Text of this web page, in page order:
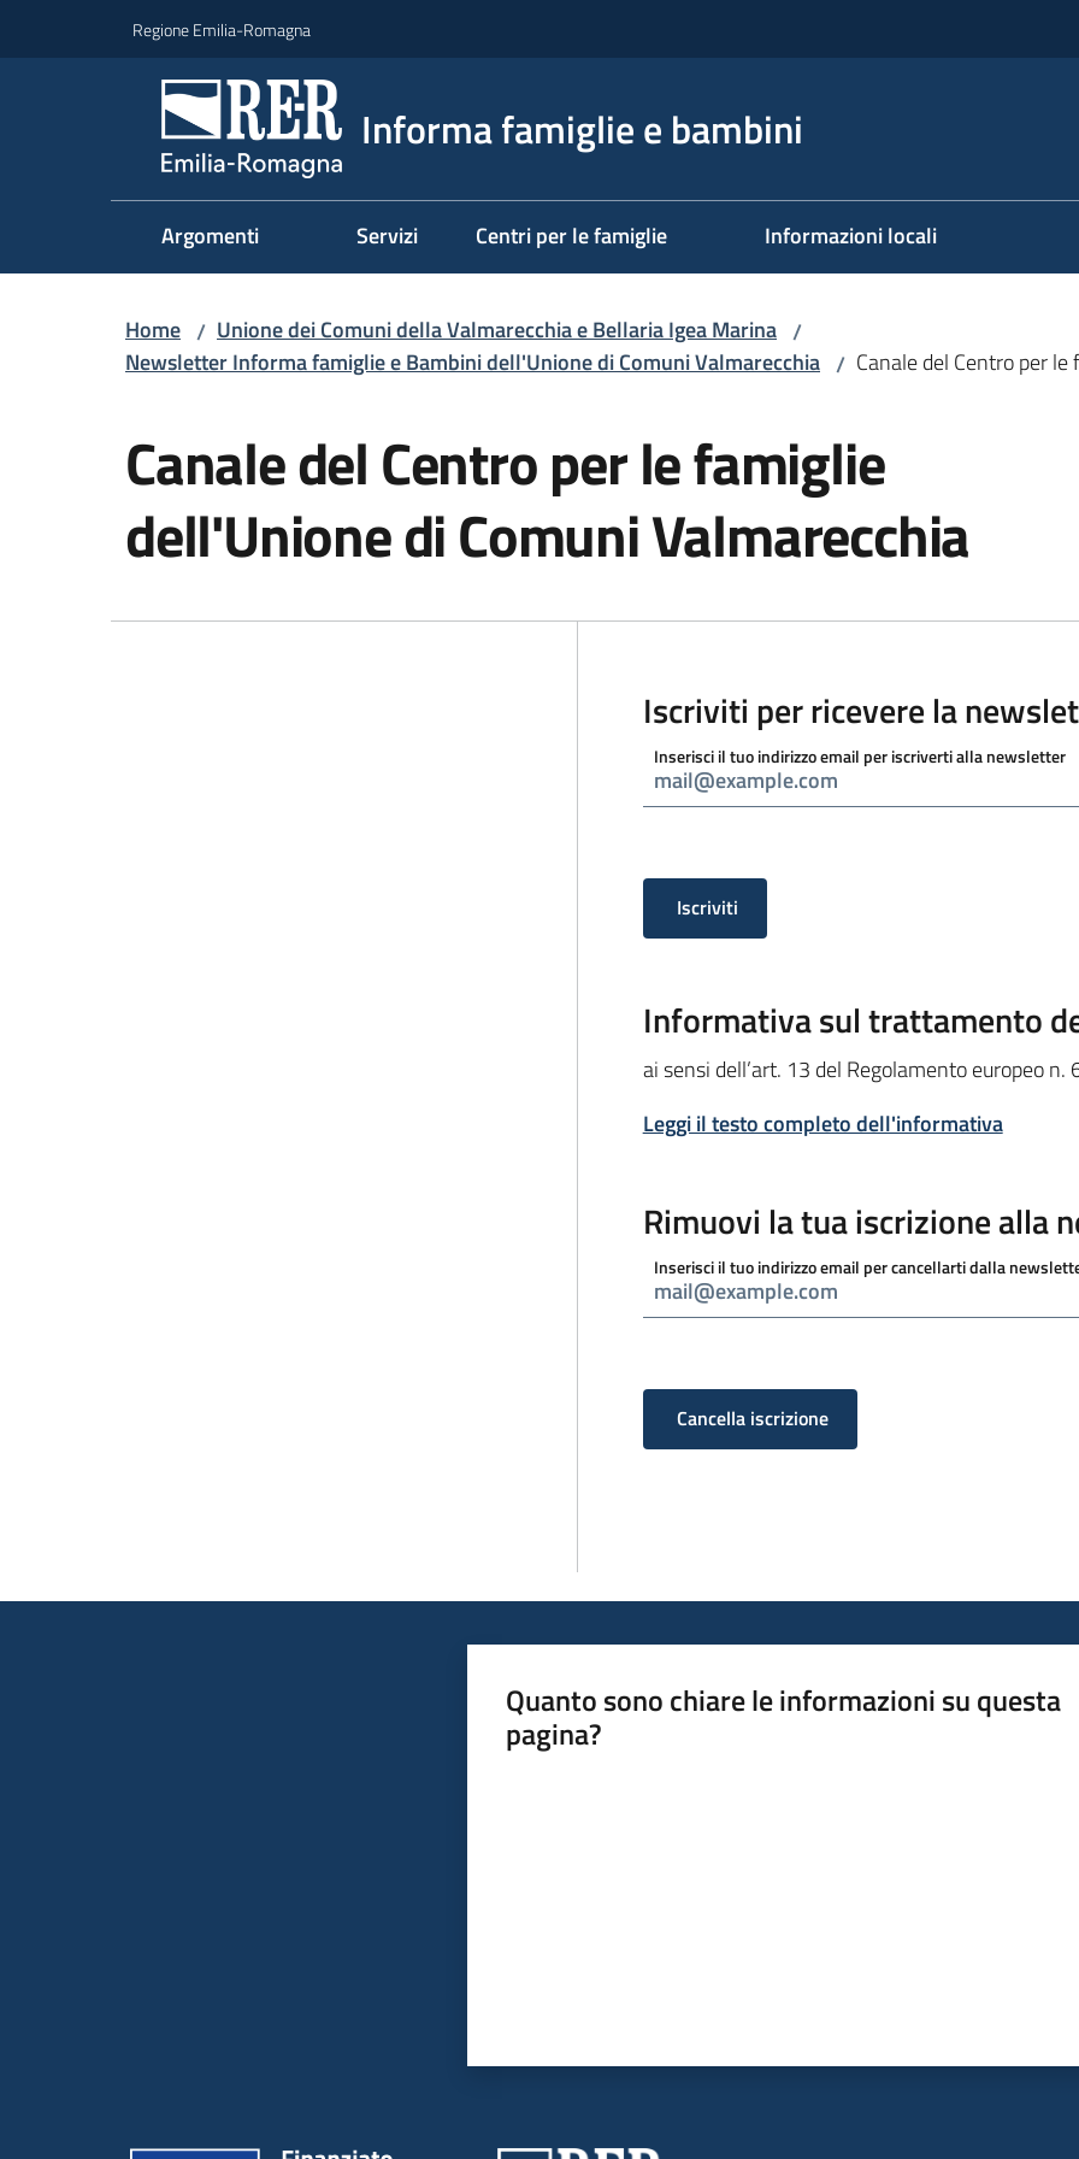
Regione Emilia-Romagna
Informa famiglie e bambini
Argomenti Servizi Centri per le famiglie Informazioni locali
Home / Unione dei Comuni della Valmarecchia e Bellaria Igea Marina /
Newsletter Informa famiglie e Bambini dell'Unione di Comuni Valmarecchia / Canale del Centro per
Canale del Centro per le famiglie
dell'Unione di Comuni Valmarecchia
Iscriviti per ricevere la
Inserisci il tuo indirizzo email per iscriverti alla newsletter
Iscriviti
Informativa sulla privacy
Informativa sul trattamento
ai sensi dell’art. 13 del Regolamento europeo
Leggi il testo completo dell'informativa
Rimuovi la tua iscrizione alla
Inserisci il tuo indirizzo email per cancellarti dalla
Cancella iscrizione
Quanto sono chiare le informazioni su questa
pagina?